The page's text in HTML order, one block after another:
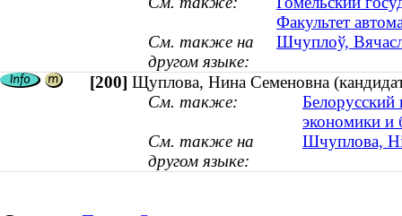
Факультет
См. также на
другом языке:
Шчуплоў,
[200] Щуплова, Нина Семеновна
См. также:
Белорусский
экономики и
См. также на
другом языке:
Шчуплова,